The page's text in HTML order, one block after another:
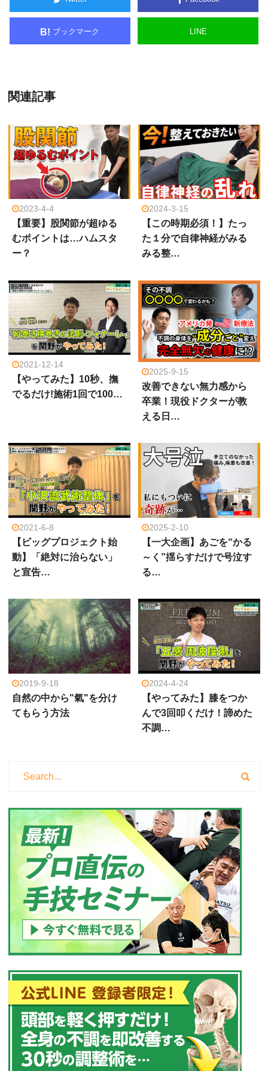
B! ブックマーク LINE
関連記事
2023-4-4
【重要】股関節が超ゆる
むポイントは…ハムスタ
ー？
2024-3-15
【この時期必須！】たっ
た１分で自律神経がみる
みる整…
2021-12-14
【やってみた】10秒、撫
でるだけ!施術1回で100…
2025-9-15
改善できない無力感から
卒業！現役ドクターが教
える日…
2021-6-8
【ビッグプロジェクト始
動】「絶対に治らない」
と宣告…
2025-2-10
【一大企画】あごを“かる
～く”揺らすだけで号泣す
る…
2019-9-18
自然の中から"氣"を分け
てもらう方法
2024-4-24
【やってみた】膝をつか
んで3回叩くだけ！諦めた
不調…